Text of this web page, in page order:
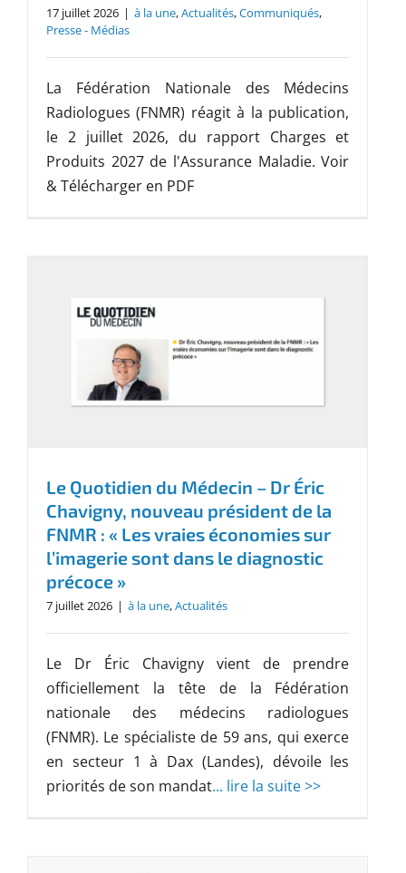
17 juillet 2026 | à la une,Actualités,Communiqués,
Presse - Médias
La Fédération Nationale des Médecins
Radiologues (FNMR) réagit à la publication,
le 2 juillet 2026, du rapport Charges et
Produits 2027 de l'Assurance Maladie. Voir
& Télécharger en PDF
Le Quotidien du Médecin – Dr Éric
Chavigny, nouveau président de la
FNMR : « Les vraies économies sur
l’imagerie sont dans le diagnostic
précoce »
7 juillet 2026 | à la une,Actualités
Le Dr Éric Chavigny vient de prendre
officiellement la tête de la Fédération
nationale des médecins radiologues
(FNMR). Le spécialiste de 59 ans, qui exerce
en secteur 1 à Dax (Landes), dévoile les
priorités de son mandat... lire la suite >>